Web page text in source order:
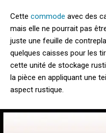
Cette commode avec des
mais elle ne pourrait pas
juste une feuille de
quelques caisses pour les
cette unité de stockage
la pièce en appliquant une
aspect rustique.